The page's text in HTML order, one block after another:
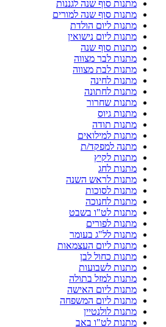
מתנות סוף שנה לגננות
מתנות סוף שנה למורים
מתנות ליום הולדת
מתנות ליום נישואין
מתנות סוף שנה
מתנות לבר מצווה
מתנות לבת מצווה
מתנות לחינה
מתנות לחתונה
מתנות שחרור
מתנות גיוס
מתנות תודה
מתנות למילואים
מתנה למפקד/ת
מתנות לקיץ
מתנות לחג
מתנות לראש השנה
מתנות לסוכות
מתנות לחנוכה
מתנות לט"ו בשבט
מתנות לפורים
מתנות לל"ג בעומר
מתנות ליום העצמאות
מתנות כחול לבן
מתנות לשבועות
מתנות למזל בתולה
מתנות ליום האישה
מתנות ליום המשפחה
מתנות לולנטיין
מתנות לט"ו באב